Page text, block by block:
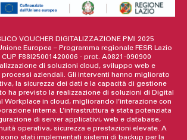
VOUCHER DIGITALIZZAZIONE PMI 2025
Europea – Programma regionale FESR Lazio
CUP F88I25001420006 - prot. A0821-090900
di soluzioni cloud, sviluppo web e
aziendali. Gli interventi hanno migliorato
la sicurezza dei dati e la capacità di gestione
ha previsto la realizzazione di soluzioni di Digital
Workplace in cloud, migliorando l’interazione con
interna. L’infrastruttura è stata potenziata
di server applicativi, web e database,
operativa, sicurezza e prestazioni elevate. A
stati implementati sistemi di backup per la